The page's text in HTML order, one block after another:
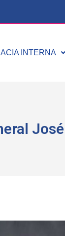
INTERNA